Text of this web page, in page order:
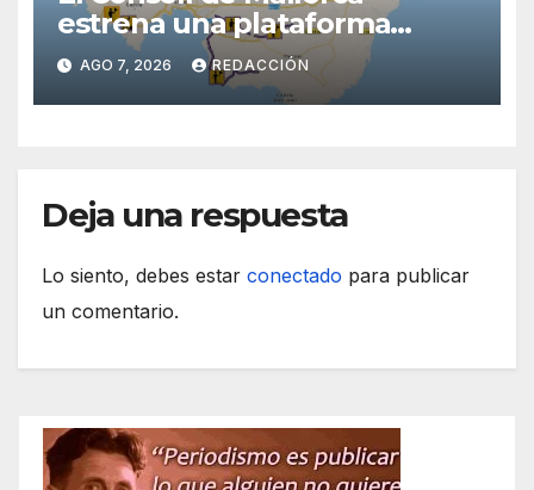
estrena una plataforma
inteligente de incidencias
viarias en tiempo real
AGO 7, 2026 REDACCIÓN
Deja una respuesta
Lo siento, debes estar conectado para publicar
un comentario.